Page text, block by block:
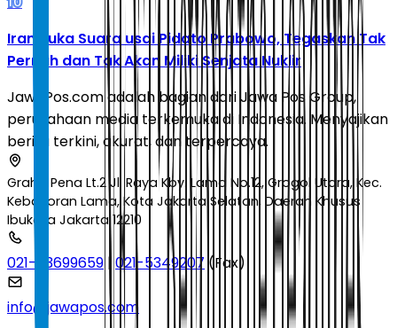
Iran Buka Suara usai Pidato Prabowo, Tegaskan Tak
Pernah dan Tak Akan Miliki Senjata Nuklir
JawaPos.com adalah bagian dari Jawa Pos Group,
perusahaan media terkemuka di Indonesia. Menyajikan
berita terkini, akurat, dan terpercaya.
Graha Pena Lt.2 Jl. Raya Kby. Lama No.12, Grogol Utara, Kec.
Kebayoran Lama, Kota Jakarta Selatan, Daerah Khusus
Ibukota Jakarta 12210
021-53699659 | 021-5349207 (Fax)
info@jawapos.com